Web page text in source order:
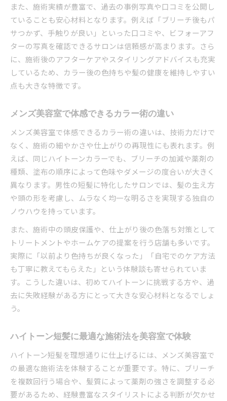
また、施術実績が豊富で、過去の事例写真や口コミを公開し
ていることも安心材料となります。例えば「ブリーチ後もパ
サつかず、手触りが良い」といった口コミや、ビフォーアフ
ターの写真を確認できるサロンは信頼感が高まります。さら
に、施術後のアフターケアやスタイリングアドバイスも充実
しているため、カラー後の色持ちや髪の健康を維持しやすい
点も大きな特徴です。
メンズ美容室で体感できるカラー術の違い
メンズ美容室で体感できるカラー術の違いは、技術力だけで
なく、施術の細やかさや仕上がりの再現性にも表れます。例
えば、同じハイトーンカラーでも、ブリーチの加減や薬剤の
種類、塗布の順序によって色味やダメージの度合いが大きく
異なります。男性の短髪に特化したサロンでは、髪の生え方
や頭の形を考慮し、ムラなく均一な明るさを実現する独自の
ノウハウを持っています。
また、施術中の頭皮保護や、仕上がり後の色落ち対策として
トリートメントやホームケアの提案を行う店舗も多いです。
実際に「以前より色持ちが良くなった」「自宅でのケア方法
も丁寧に教えてもらえた」という体験談も寄せられていま
す。こうした違いは、初めてハイトーンに挑戦する方や、過
去に失敗経験がある方にとって大きな安心材料となるでしょ
う。
ハイトーン短髪に最適な施術法を美容室で体験
ハイトーン短髪を理想通りに仕上げるには、メンズ美容室で
の最適な施術法を体験することが重要です。特に、ブリーチ
を複数回行う場合や、髪質によって薬剤の強さを調整する必
要があるため、経験豊富なスタイリストによる判断が欠かせ